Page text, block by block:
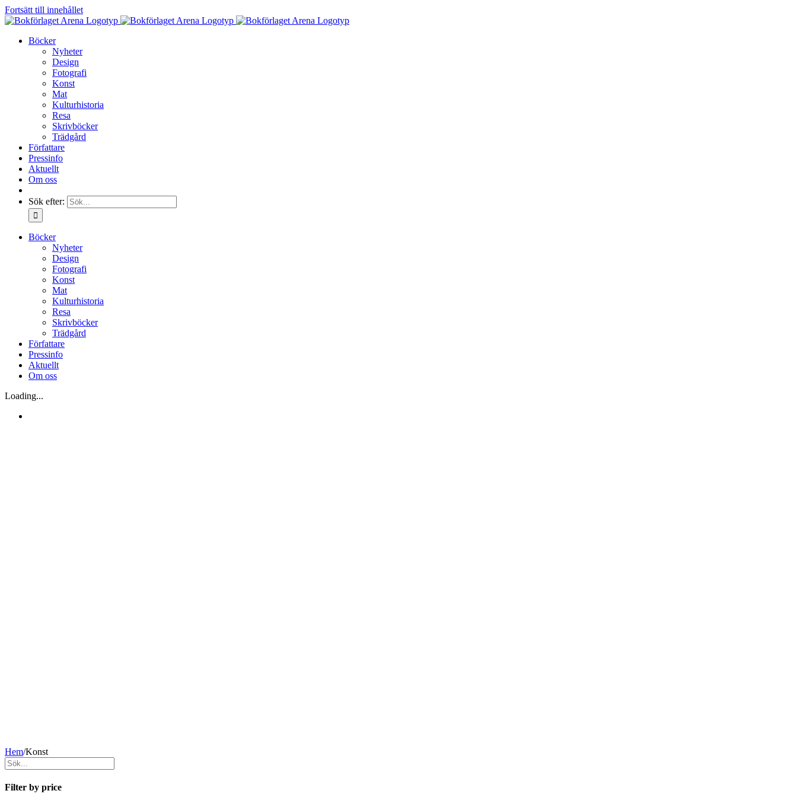
Fortsätt till innehållet
Böcker
Nyheter
Design
Fotografi
Konst
Mat
Kulturhistoria
Resa
Skrivböcker
Trädgård
Författare
Pressinfo
Aktuellt
Om oss
Sök efter:
Böcker
Nyheter
Design
Fotografi
Konst
Mat
Kulturhistoria
Resa
Skrivböcker
Trädgård
Författare
Pressinfo
Aktuellt
Om oss
Loading...
Hem/Konst
Filter by price